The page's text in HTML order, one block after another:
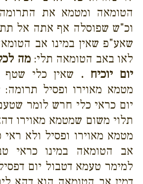
הטומאה ומטמא את
וכ"ש שפוסלה אף אתה אל
שאע"פ שאין במינו אב
לאו באב הטומאה תלי:מה
יום יוכיח . שאין כלי שטף
מטמא מאוירו ופסיל תרומה:
יום כראי כלי חרש לומר
תלוי משום שמטמא מאוירו
מטמא מאוירו ופסיל ולא
אב הטומאה במינו כראי
למימר טעמא דטבול יום